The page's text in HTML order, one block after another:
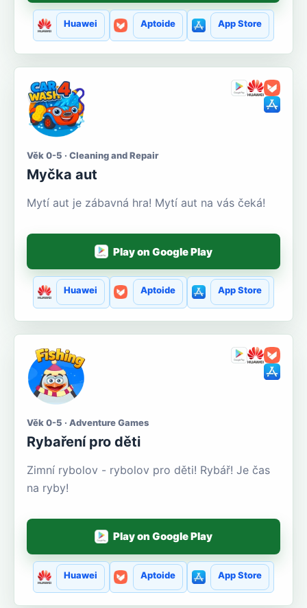
Huawei Aptoide App Store
Věk 0-5 · Cleaning and Repair
Myčka aut
Mytí aut je zábavná hra! Mytí aut na vás čeká!
Play on Google Play
Huawei Aptoide App Store
Věk 0-5 · Adventure Games
Rybaření pro děti
Zimní rybolov - rybolov pro děti! Rybář! Je čas
na ryby!
Play on Google Play
Huawei Aptoide App Store